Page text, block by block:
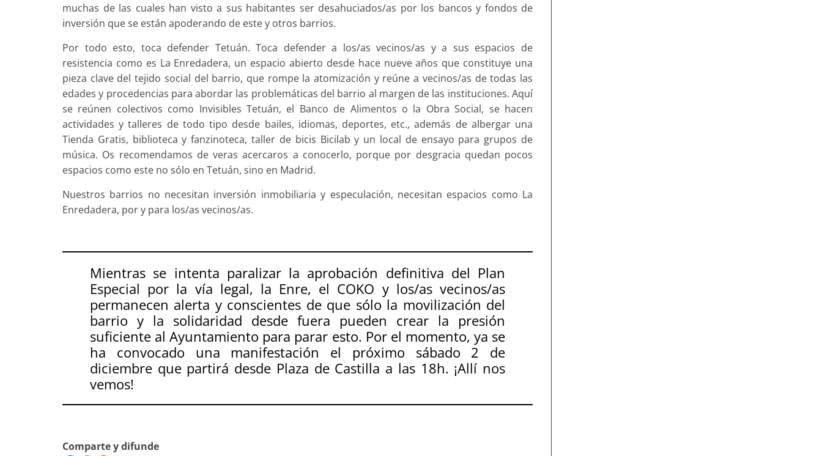
muchas de las cuales han visto a sus habitantes ser desahuciados/as por los bancos y fondos de
inversión que se están apoderando de este y otros barrios.
Por todo esto, toca defender Tetuán. Toca defender a los/as vecinos/as y a sus espacios de
resistencia como es La Enredadera, un espacio abierto desde hace nueve años que constituye una
pieza clave del tejido social del barrio, que rompe la atomización y reúne a vecinos/as de todas las
edades y procedencias para abordar las problemáticas del barrio al margen de las instituciones. Aquí
se reúnen colectivos como Invisibles Tetuán, el Banco de Alimentos o la Obra Social, se hacen
actividades y talleres de todo tipo desde bailes, idiomas, deportes, etc., además de albergar una
Tienda Gratis, biblioteca y fanzinoteca, taller de bicis Bicilab y un local de ensayo para grupos de
música. Os recomendamos de veras acercaros a conocerlo, porque por desgracia quedan pocos
espacios como este no sólo en Tetuán, sino en Madrid.
Nuestros barrios no necesitan inversión inmobiliaria y especulación, necesitan espacios como La
Enredadera, por y para los/as vecinos/as.
Mientras se intenta paralizar la aprobación definitiva del Plan
Especial por la vía legal, la Enre, el COKO y los/as vecinos/as
permanecen alerta y conscientes de que sólo la movilización del
barrio y la solidaridad desde fuera pueden crear la presión
suficiente al Ayuntamiento para parar esto. Por el momento, ya se
ha convocado una manifestación el próximo sábado 2 de
diciembre que partirá desde Plaza de Castilla a las 18h. ¡Allí nos
vemos!
Comparte y difunde